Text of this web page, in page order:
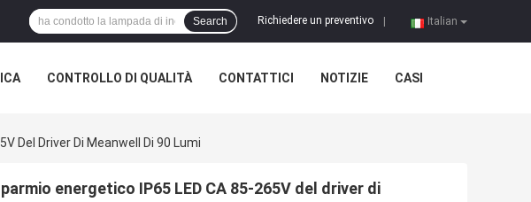
Italian
Richiedere un preventivo
Search
CONTROLLO DI QUALITÀ CONTATTICI NOTIZIE CASI
Del Driver Di Meanwell Di 90 Lumi
energetico IP65 LED CA 85-265V del driver di